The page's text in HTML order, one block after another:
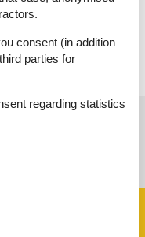
für Rollstuhlfahrer und
consent (in addition
parties for
regarding statistics